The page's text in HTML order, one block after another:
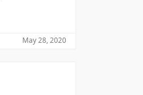
May 28, 2020